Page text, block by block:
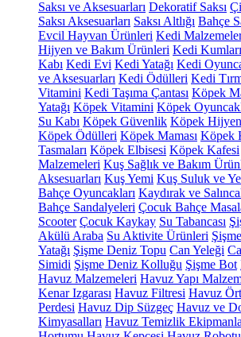
Saksı ve Aksesuarları Dekoratif Saksı
Saksı Aksesuarları Saksı Altlığı Bahçe
Evcil Hayvan Ürünleri Kedi
Hijyen ve Bakım Ürünleri Kedi Kumları
Kabı Kedi Evi Kedi Yatağı Kedi
ve Aksesuarları Kedi Ödülleri Kedi
Vitamini Kedi Taşıma Çantası Köpek
Yatağı Köpek Vitamini Köpek
Su Kabı Köpek Güvenlik Köpek
Köpek Ödülleri Köpek Maması Köpek
Tasmaları Köpek Elbisesi Köpek Kafesi
Malzemeleri Kuş Sağlık ve Bakım
Aksesuarları Kuş Yemi Kuş Suluk ve
Bahçe Oyuncakları Kaydırak ve
Bahçe Sandalyeleri Çocuk Bahçe
Scooter Çocuk Kaykay Su Tabancası
Akülü Araba Su Aktivite Ürünleri
Yatağı Şişme Deniz Topu Can Yeleği
Simidi Şişme Deniz Kolluğu Şişme Bot
Havuz Malzemeleri Havuz Yapı
Kenar Izgarası Havuz Filtresi Havuz
Perdesi Havuz Dip Süzgeç Havuz ve
Kimyasalları Havuz Temizlik